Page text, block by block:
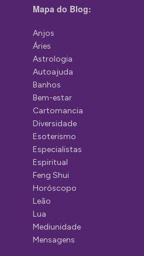
Mapa do Blog:
Anjos
Áries
Astrologia
Autoajuda
Banhos
Bem-estar
Cartomancia
Diversidade
Esoterismo
Especialistas
Espiritual
Feng Shui
Horóscopo
Leão
Lua
Mediunidade
Mensagens